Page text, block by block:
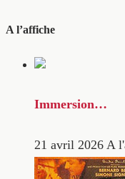
A l’affiche
Immersion…
21 avril 2026 A